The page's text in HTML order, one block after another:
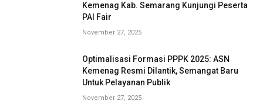
Kemenag Kab. Semarang Kunjungi Peserta
PAI Fair
November 27, 2025
Optimalisasi Formasi PPPK 2025: ASN
Kemenag Resmi Dilantik, Semangat Baru
Untuk Pelayanan Publik
November 27, 2025